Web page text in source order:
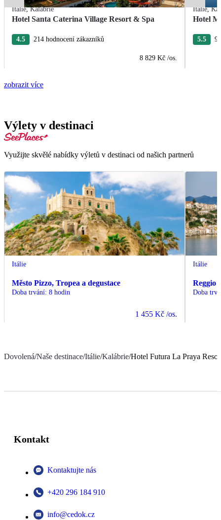
Itálie,Kalábrie
Hotel Santa Caterina Village Resort & Spa
4.5 214 hodnocení zákazníků
8 829 Kč /os.
Itálie,
Hotel
5.5
zobrazit více
Výlety v destinaci
Využijte skvělé nabídky výletů v destinaci od našich partnerů
Itálie
Město Pizzo, Tropea a degustace
Doba trvání: 8 hodin
1 455 Kč /os.
Itálie
Reggio
Doba
Dovolená/Naše destinace/Itálie/Kalábrie/Hotel Futura La Praya
Kontakt
Kontaktujte nás
+420 296 184 910
info@cedok.cz